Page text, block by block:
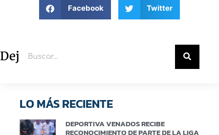
Facebook Twitter
Deja un comentario
LO MÁS RECIENTE
DEPORTIVA VENADOS RECIBE
RECONOCIMIENTO DE PARTE DE LA LIGA